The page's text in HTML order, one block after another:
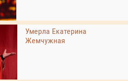
Умерла Екатерина
Жемчужная